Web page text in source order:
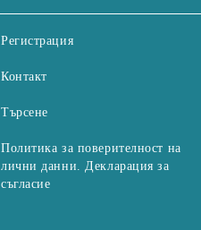
Регистрация
Контакт
Търсене
Политика за поверителност на
лични данни. Декларация за
съгласие